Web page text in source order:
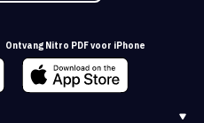
Ontvang Nitro PDF voor iPhone